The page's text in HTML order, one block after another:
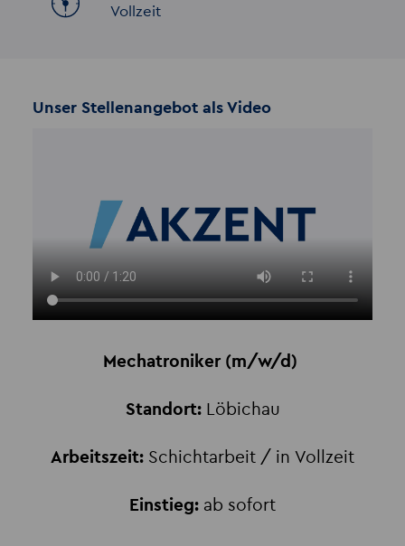
Vollzeit
Unser Stellenangebot als Video
Mechatroniker (m/w/d)
Standort: Löbichau
Arbeitszeit: Schichtarbeit / in Vollzeit
Einstieg: ab sofort